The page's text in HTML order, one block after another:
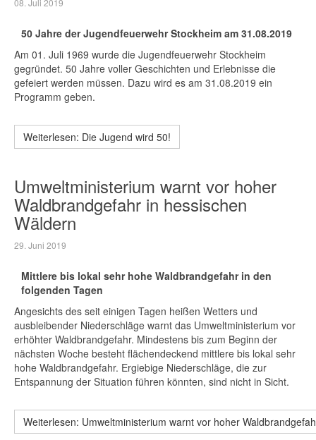
08. Juli 2019
50 Jahre der Jugendfeuerwehr Stockheim am 31.08.2019
Am 01. Juli 1969 wurde die Jugendfeuerwehr Stockheim
gegründet. 50 Jahre voller Geschichten und Erlebnisse die
gefeiert werden müssen. Dazu wird es am 31.08.2019 ein
Programm geben.
Weiterlesen: Die Jugend wird 50!
Umweltministerium warnt vor hoher
Waldbrandgefahr in hessischen
Wäldern
29. Juni 2019
Mittlere bis lokal sehr hohe Waldbrandgefahr in den
folgenden Tagen
Angesichts des seit einigen Tagen heißen Wetters und
ausbleibender Niederschläge warnt das Umweltministerium vor
erhöhter Waldbrandgefahr. Mindestens bis zum Beginn der
nächsten Woche besteht flächendeckend mittlere bis lokal sehr
hohe Waldbrandgefahr. Ergiebige Niederschläge, die zur
Entspannung der Situation führen könnten, sind nicht in Sicht.
Weiterlesen: Umweltministerium warnt vor hoher